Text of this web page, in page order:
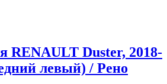
RENAULT Duster, 2018-
левый) / Рено